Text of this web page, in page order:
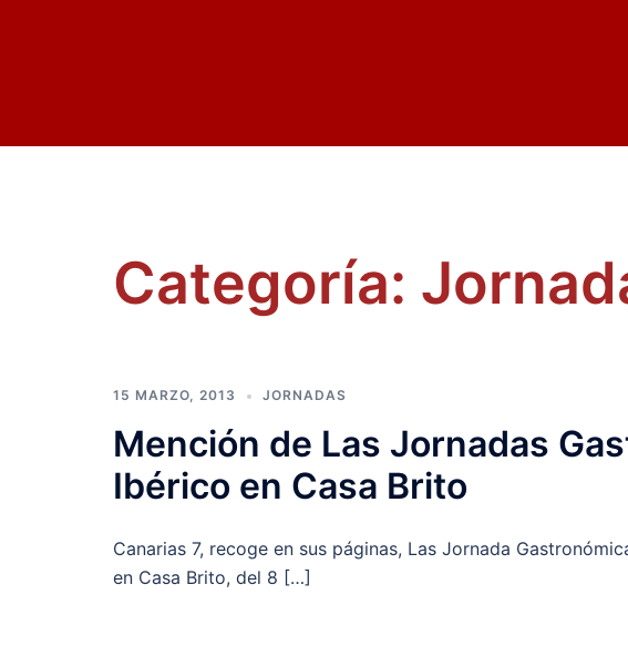
Categoría:
15 MARZO, 2013 JORNADAS
Mención de Las Jornadas
Ibérico en Casa Brito
Canarias 7, recoge en sus páginas, Las Jornada
en Casa Brito, del 8 […]